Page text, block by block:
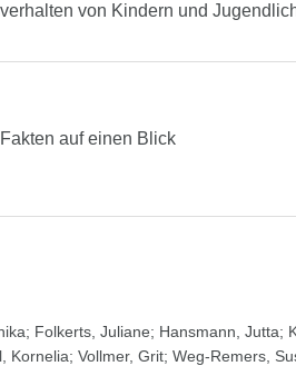
von Kindern und
auf einen Blick
; Folkerts, Juliane; Hansmann, Jutta;
Kornelia; Vollmer, Grit; Weg-Remers,